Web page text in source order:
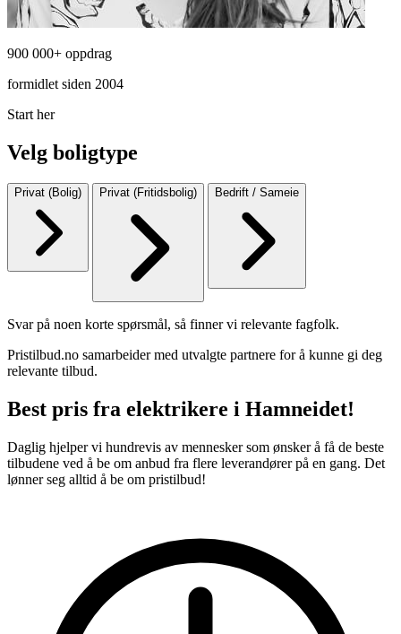
900 000+ oppdrag
formidlet siden 2004
Start her
Velg boligtype
Privat (Bolig) Privat (Fritidsbolig) Bedrift / Sameie
Svar på noen korte spørsmål, så finner vi relevante fagfolk.
Pristilbud.no samarbeider med utvalgte partnere for å kunne gi deg
relevante tilbud.
Best pris fra elektrikere i Hamneidet!
Daglig hjelper vi hundrevis av mennesker som ønsker å få de beste
tilbudene ved å be om anbud fra flere leverandører på en gang. Det
lønner seg alltid å be om pristilbud!